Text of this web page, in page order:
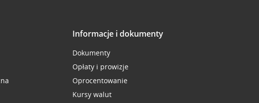
Informacje i dokumenty
Dokumenty
Opłaty i prowizje
Oprocentowanie
Kursy walut